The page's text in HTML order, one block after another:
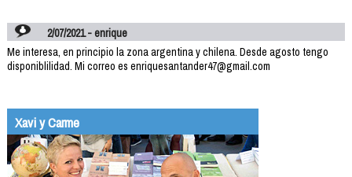
2/07/2021 - enrique
Me interesa, en principio la zona argentina y chilena. Desde agosto tengo
disponiblilidad. Mi correo es enriquesantander47@gmail.com
Xavi y Carme